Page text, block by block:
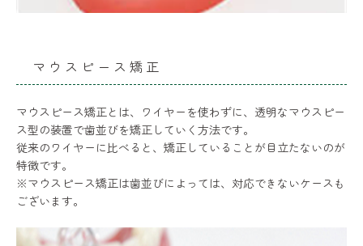
マウスピース矯正
マウスピース矯正とは、ワイヤーを使わずに、透明なマウスピー
ス型の装置で歯並びを矯正していく方法です。
従来のワイヤーに比べると、矯正していることが目立たないのが
特徴です。
※マウスピース矯正は歯並びによっては、対応できないケースも
ございます。